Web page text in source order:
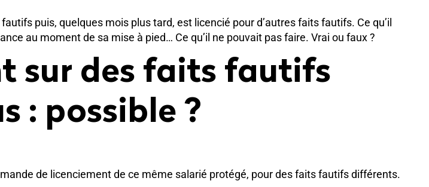
puis, quelques mois plus tard, est licencié pour d’autres faits fautifs. Ce qu’il
au moment de sa mise à pied… Ce qu’il ne pouvait pas faire. Vrai ou faux ?
sur des faits fautifs
: possible ?
de licenciement de ce même salarié protégé, pour des faits fautifs différents.